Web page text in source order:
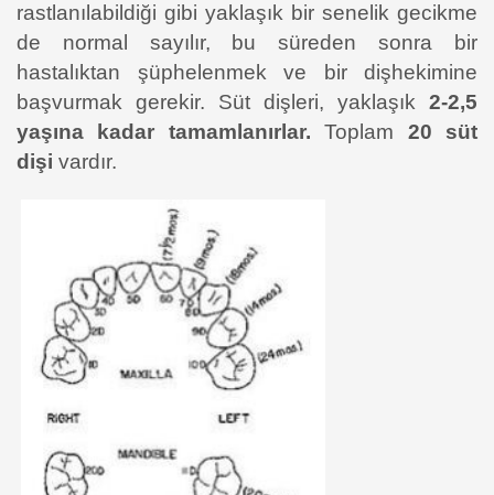
rastlanılabildiği gibi yaklaşık bir senelik gecikme
de normal sayılır, bu süreden sonra bir
hastalıktan şüphelenmek ve bir dişhekimine
başvurmak gerekir. Süt dişleri, yaklaşık 2-2,5
yaşına kadar tamamlanırlar. Toplam 20 süt
dişi vardır.